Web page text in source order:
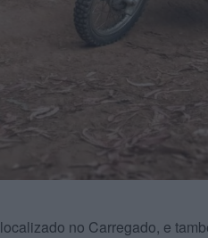
no Carregado, e